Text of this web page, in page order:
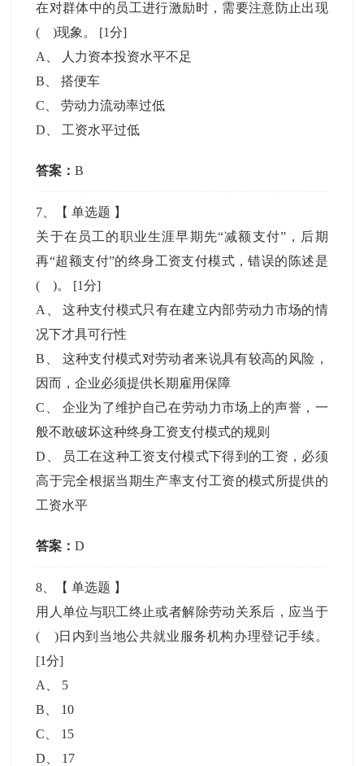
在对群体中的员工进行激励时，需要注意防止出现
( )现象。 [1分]
A
人力资本投资水平不足
B 、搭便车
C 、劳动力流动率过低
D
工资水平过低
答案：B
7 、【单选题 】
关于在员工的职业生涯早期先“减额支付”，后期
再“超额支付”的终身工资支付模式，错误的陈述是
( )。 [1分]
A
、这种支付模式只有在建立内部劳动力市场的情
况下才具可行性
B
这种支付模式对劳动者来说具有较高的风险，
因而，企业必须提供长期雇用保障
C
企业为了维护自己在劳动力市场上的声誉，一
般不敢破坏这种终身工资支付模式的规则
D
员工在这种工资支付模式下得到的工资，必须
高于完全根据当期生产率支付工资的模式所提供的
工资水平
答案：D
8 、【单选题 】
用人单位与职工终止或者解除劳动关系后，应当于
( )日内到当地公共就业服务机构办理登记手续。
[1分]
A
5
B
10
C
15
D
17